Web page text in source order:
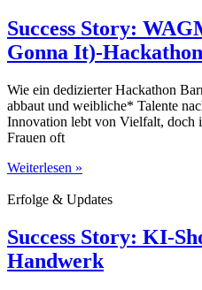
Success Story:
Gonna It)-Hackathon
Wie ein dedizierter Hackathon
abbaut und weibliche* Talente
Innovation lebt von Vielfalt, doch
Frauen oft
Weiterlesen »
Erfolge & Updates
Success Story: KI-
Handwerk